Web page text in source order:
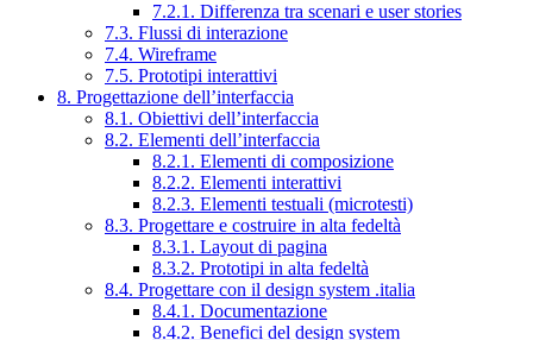
7.2.1. Differenza tra scenari e user stories
7.3. Flussi di interazione
7.4. Wireframe
7.5. Prototipi interattivi
8. Progettazione dell’interfaccia
8.1. Obiettivi dell’interfaccia
8.2. Elementi dell’interfaccia
8.2.1. Elementi di composizione
8.2.2. Elementi interattivi
8.2.3. Elementi testuali (microtesti)
8.3. Progettare e costruire in alta fedeltà
8.3.1. Layout di pagina
8.3.2. Prototipi in alta fedeltà
8.4. Progettare con il design system .italia
8.4.1. Documentazione
8.4.2. Benefici del design system